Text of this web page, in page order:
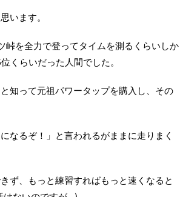
います。
峠を全力で登ってタイムを測るくらいしか
くらいだった人間でした。
知って元祖パワータップを購入し、その
なるぞ！」と言われるがままに走りまく
ず、もっと練習すればもっと速くなると